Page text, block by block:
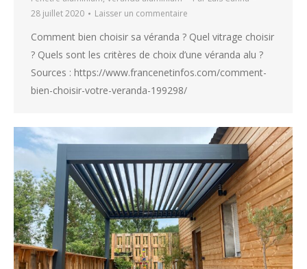
28 juillet 2020
Laisser un commentaire
Comment bien choisir sa véranda ? Quel vitrage choisir
? Quels sont les critères de choix d’une véranda alu ?
Sources : https://www.francenetinfos.com/comment-
bien-choisir-votre-veranda-199298/